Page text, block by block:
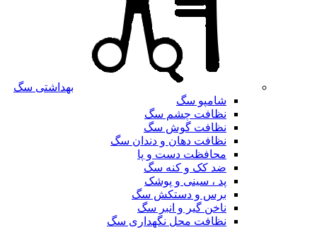
بهداشتی سگ
شامپو سگ
نظافت چشم سگ
نظافت گوش سگ
نظافت دهان و دندان سگ
محافظت دست و پا
ضد کک و کنه سگ
پد ، سینی و پوشک
برس و دستکش سگ
ناخن گیر و انبر سگ
نظافت محل نگهداری سگ